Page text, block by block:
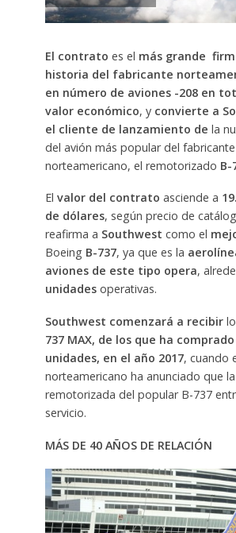
El contrato es el más grande
historia del fabricante
en número de aviones -208 en
valor económico, y convierte a
el cliente de lanzamiento de la
del avión más popular del fabricante
norteamericano, el remotorizado B-
El valor del contrato asciende a
de dólares, según precio de
reafirma a Southwest como el
Boeing B-737, ya que es la
aviones de este tipo opera,
unidadesoperativas.
Southwest comenzará a recibir
737 MAX, de los que ha comprado
unidades, en el año 2017, cuando
norteamericano ha anunciado que
remotorizada del popular B-737
servicio.
MÁS DE 40 AÑOS DE RELACIÓN